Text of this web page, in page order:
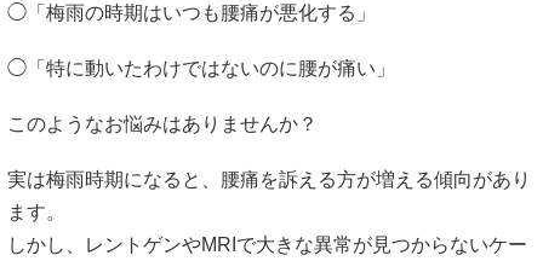
◯「梅雨の時期はいつも腰痛が悪化する」
◯「特に動いたわけではないのに腰が痛い」
このようなお悩みはありませんか？
実は梅雨時期になると、腰痛を訴える方が増える傾向があり
ます。
しかし、レントゲンやMRIで大きな異常が見つからないケー